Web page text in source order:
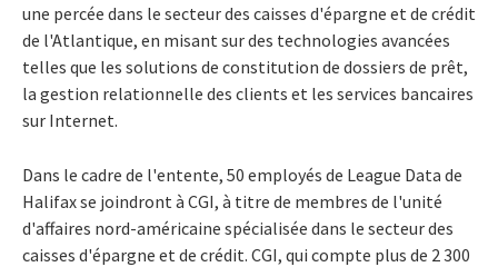
une percée dans le secteur des caisses d'épargne et de crédit
de l'Atlantique, en misant sur des technologies avancées
telles que les solutions de constitution de dossiers de prêt,
la gestion relationnelle des clients et les services bancaires
sur Internet.
Dans le cadre de l'entente, 50 employés de League Data de
Halifax se joindront à CGI, à titre de membres de l'unité
d'affaires nord-américaine spécialisée dans le secteur des
caisses d'épargne et de crédit. CGI, qui compte plus de 2 300